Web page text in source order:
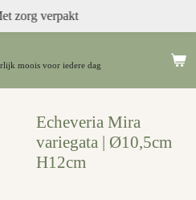
moois voor iedere dag
zorg verpakt
Echeveria Mira
variegata | Ø10,5cm
H12cm